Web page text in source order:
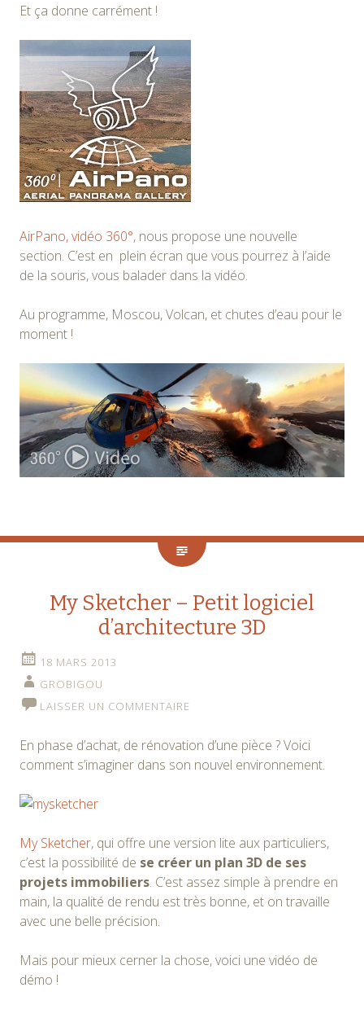
Et ça donne carrément !
AirPano, vidéo 360°, nous propose une nouvelle
section. C’est en plein écran que vous pourrez à l’aide
de la souris, vous balader dans la vidéo.
Au programme, Moscou, Volcan, et chutes d’eau pour le
moment !
My Sketcher – Petit logiciel
d’architecture 3D
18 MARS 2013
GROBIGOU
LAISSER UN COMMENTAIRE
En phase d’achat, de rénovation d’une pièce ? Voici
comment s’imaginer dans son nouvel environnement.
My Sketcher, qui offre une version lite aux particuliers,
c’est la possibilité de se créer un plan 3D de ses
projets immobiliers. C’est assez simple à prendre en
main, la qualité de rendu est très bonne, et on travaille
avec une belle précision.
Mais pour mieux cerner la chose, voici une vidéo de
démo !